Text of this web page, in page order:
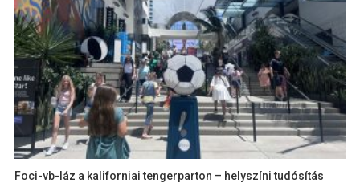
Foci-vb-láz a kaliforniai tengerparton – helyszíni tudósítás